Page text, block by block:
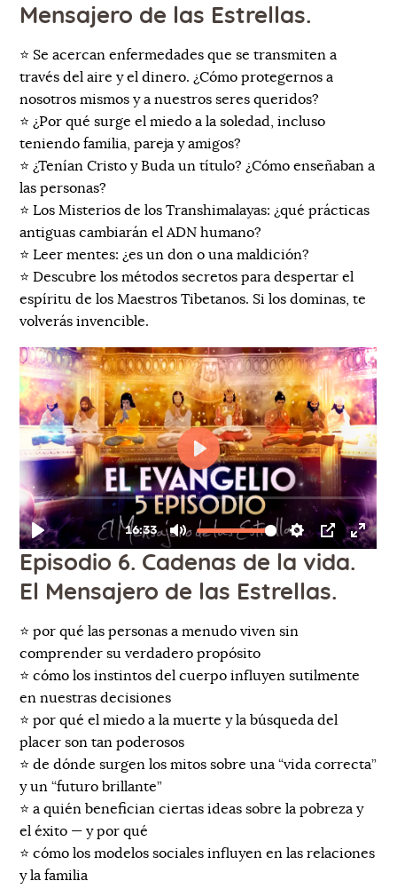
Mensajero de las Estrellas.
⭐️ Se acercan enfermedades que se transmiten a
través del aire y el dinero. ¿Cómo protegernos a
nosotros mismos y a nuestros seres queridos?
⭐️ ¿Por qué surge el miedo a la soledad, incluso
teniendo familia, pareja y amigos?
⭐️ ¿Tenían Cristo y Buda un título? ¿Cómo enseñaban a
las personas?
⭐️ Los Misterios de los Transhimalayas: ¿qué prácticas
antiguas cambiarán el ADN humano?
⭐️ Leer mentes: ¿es un don o una maldición?
⭐️ Descubre los métodos secretos para despertar el
espíritu de los Maestros Tibetanos. Si los dominas, te
volverás invencible.
Episodio 6. Cadenas de la vida.
El Mensajero de las Estrellas.
⭐️ por qué las personas a menudo viven sin
comprender su verdadero propósito
⭐️ cómo los instintos del cuerpo influyen sutilmente
en nuestras decisiones
⭐️ por qué el miedo a la muerte y la búsqueda del
placer son tan poderosos
⭐️ de dónde surgen los mitos sobre una “vida correcta”
y un “futuro brillante”
⭐️ a quién benefician ciertas ideas sobre la pobreza y
el éxito — y por qué
⭐️ cómo los modelos sociales influyen en las relaciones
y la familia